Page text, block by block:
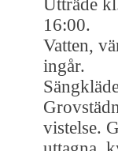
Utträde
16:00.
Vatten,
ingår.
vistelse.